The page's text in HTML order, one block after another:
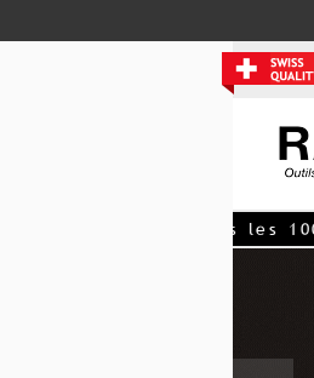
-15ch tous les 100chf